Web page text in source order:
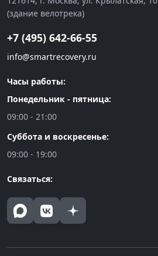
(здание велотрека)
+7 (495) 642-66-55
info@smartrecovery.ru
Часы работы:
Понедельник - пятница:
09:00 - 21:00
Суббота и воскресенье:
09:00 - 19:00
Связаться: